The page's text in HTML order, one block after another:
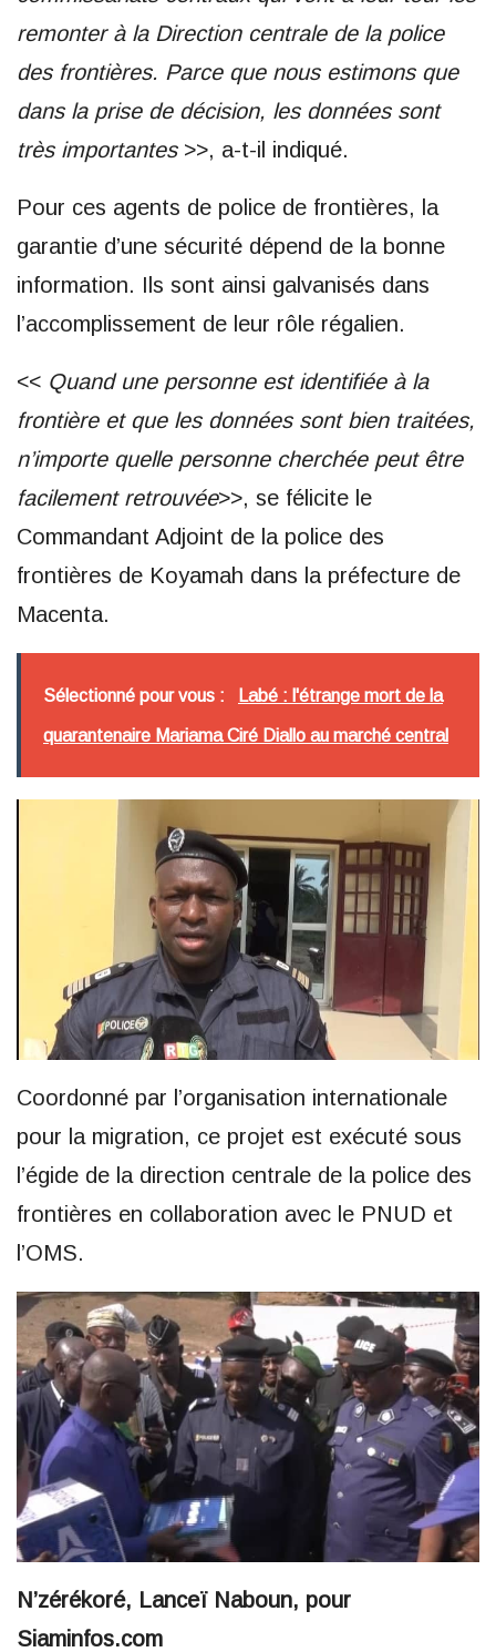
remonter à la Direction centrale de la police
des frontières. Parce que nous estimons que
dans la prise de décision, les données sont
très importantes>>, a-t-il indiqué.
Pour ces agents de police de frontières, la
garantie d’une sécurité dépend de la bonne
information. Ils sont ainsi galvanisés dans
l’accomplissement de leur rôle régalien.
<< Quand une personne est identifiée à la
frontière et que les données sont bien traitées,
n’importe quelle personne cherchée peut être
facilement retrouvée>>, se félicite le
Commandant Adjoint de la police des
frontières de Koyamah dans la préfecture de
Macenta.
Sélectionné pour vous : Labé : l'étrange mort de la
quarantenaire Mariama Ciré Diallo au marché central
Coordonné par l’organisation internationale
pour la migration, ce projet est exécuté sous
l’égide de la direction centrale de la police des
frontières en collaboration avec le PNUD et
l’OMS.
N’zérékoré, Lanceï Naboun, pour
Siaminfos.com